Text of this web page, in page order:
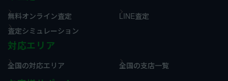
無料オンライン査定
LINE査定
査定シミュレーション
対応エリア
全国の対応エリア 全国の支店一覧